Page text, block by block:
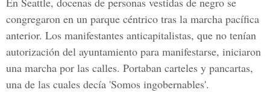
congregaron en un parque céntrico tras la marcha pacífica
anterior. Los manifestantes anticapitalistas, que no tenían
autorización del ayuntamiento para manifestarse, iniciaron
una marcha por las calles. Portaban carteles y pancartas,
una de las cuales decía 'Somos ingobernables'.